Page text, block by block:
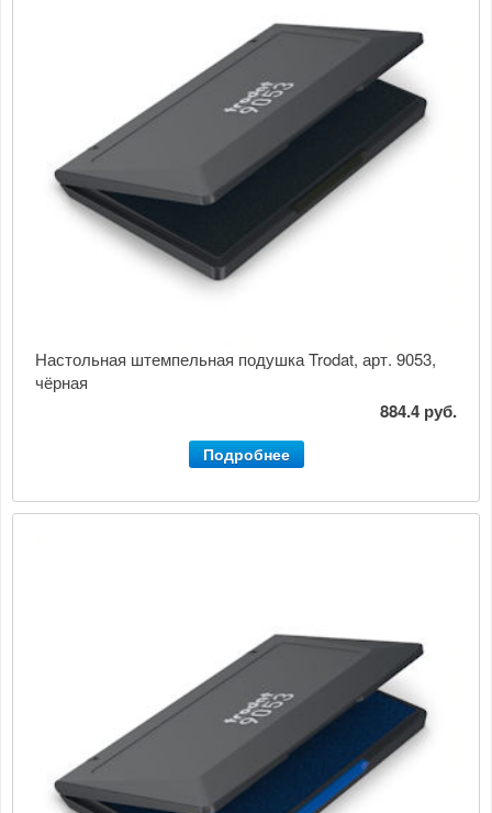
Настольная штемпельная подушка Trodat, арт. 9053,
чёрная
884.4 руб.
Подробнее